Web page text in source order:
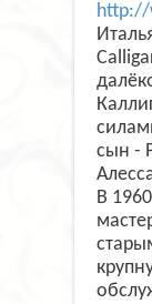
http://
сын -
В